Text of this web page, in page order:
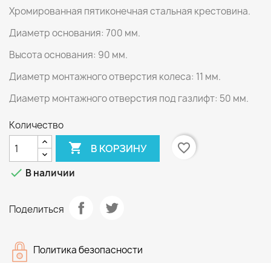
Хромированная пятиконечная стальная крестовина.
Диаметр основания: 700 мм.
Высота основания: 90 мм.
Диаметр монтажного отверстия колеса: 11 мм.
Диаметр монтажного отверстия под газлифт: 50 мм.
Количество
 В КОРЗИНУ
favorite_border
 В наличии
Поделиться
Политика безопасности